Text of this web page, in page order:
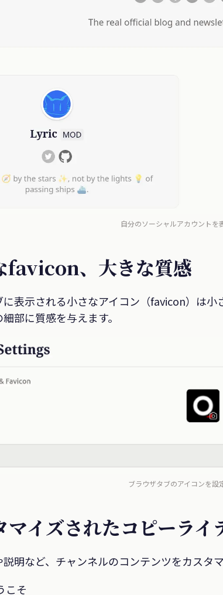
自分のソーシャルアカウントを
favicon、大きな質感
に表示される小さなアイコン（favicon）は
部に質感を与えます。
ブラウザタブのアイコンを設
マイズされたコピーライ
明など、チャンネルのコンテンツをカスタマ
こそ